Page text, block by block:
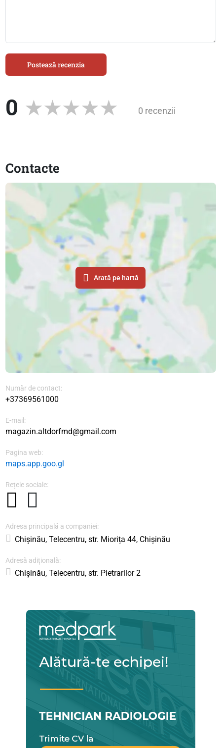
Postează recenzia
0 0 recenzii
Contacte
Arată pe hartă
Număr de contact:
+37369561000
E-mail:
magazin.altdorfmd@gmail.com
Pagina web:
maps.app.goo.gl
Rețele sociale:
Adresa principală a companiei:
Chișinău, Telecentru, str. Miorița 44, Chișinău
Adresă adițională:
Chișinău, Telecentru, str. Pietrarilor 2